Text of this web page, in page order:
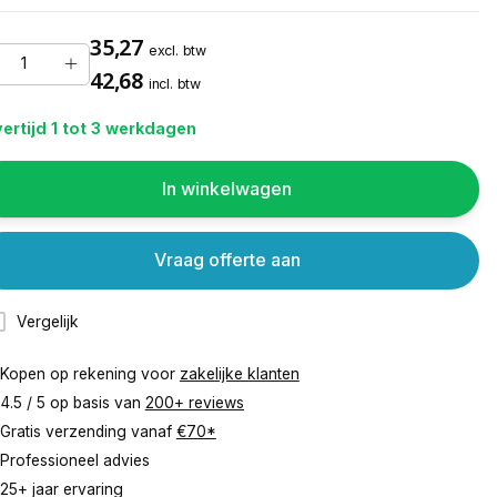
35,27 excl. btw
42,68 incl. btw
1 tot 3 werkdagen
In winkelwagen
Vergelijk
Vraag offerte aan
Kopen op rekening voor zakelijke klanten
4.5 / 5 op basis van 200+ reviews
Gratis verzending vanaf €70*
Professioneel advies
25+ jaar ervaring